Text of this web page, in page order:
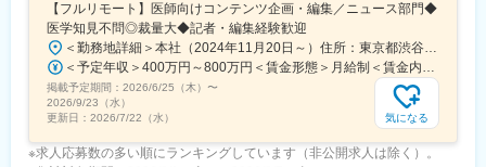
【フルリモート】医師向けコンテンツ企画・編集／ニュース部門◆
医学知見不問◎裁量大◆記者・編集経験歓迎
＜勤務地詳細＞本社（2024年11月20日～）住所：東京都渋谷区渋谷一丁目12番2 クロスオフィス渋谷311受動喫煙対策：屋内全面禁煙変更の範囲：会社の定める事業所（リモートワーク含む）
＜予定年収＞400万円～800万円＜賃金形態＞月給制＜賃金内訳＞月額（基本給）：241,565円～483,130円固定残業手当/月：91,768円～183,536円（固定残業時間45時間0分/月）超過した時間外労働の残業手当は追加支給＜月給＞333,333円～666,666円（一律手当を含む）＜昇給有無＞有＜残業手当＞有＜給与補足＞※実績やご経験、スキルを考慮し、当社規定に基づいて決定します。賃金はあくまでも目安の金額であり、選考を通じて上下する可能性があります。月給(月額)は固定手当を含めた表記です。
掲載予定期間： 2026/6/25（木） 〜
2026/9/23（水）
更新日： 2026/7/22（水） 気になる
※求人応募数の多い順にランキングしています（非公開求人は除く）。